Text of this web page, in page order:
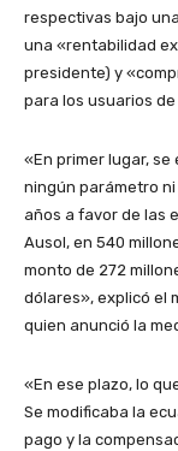
respectivas bajo
una «rentabilidad
presidente) y
para los usuarios
«En primer lugar,
ningún parámetro
años a favor de las
Ausol, en 540
monto de 272
dólares», explicó el
quien anunció la
«En ese plazo, lo
Se modificaba la
pago y la